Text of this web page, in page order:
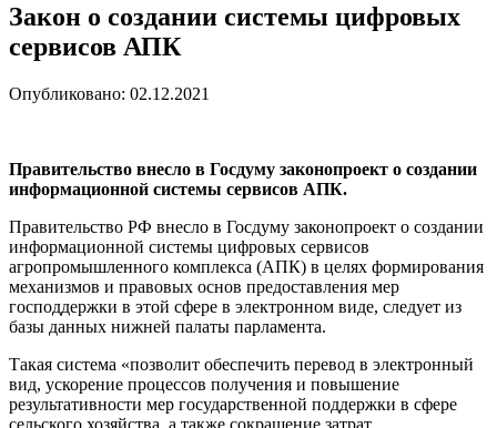
Закон о создании системы цифровых
сервисов АПК
Опубликовано: 02.12.2021
Правительство внесло в Госдуму законопроект о создании
информационной системы сервисов АПК.
Правительство РФ внесло в Госдуму законопроект о создании
информационной системы цифровых сервисов
агропромышленного комплекса (АПК) в целях формирования
механизмов и правовых основ предоставления мер
господдержки в этой сфере в электронном виде, следует из
базы данных нижней палаты парламента.
Такая система «позволит обеспечить перевод в электронный
вид, ускорение процессов получения и повышение
результативности мер государственной поддержки в сфере
сельского хозяйства, а также сокращение затрат